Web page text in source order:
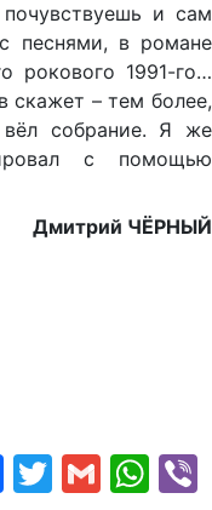
и сам
песнями, в романе
рокового 1991-го…
скажет – тем более,
вёл собрание. Я же
с помощью
Дмитрий ЧЁРНЫЙ
Facebook
Twitter
Gmail